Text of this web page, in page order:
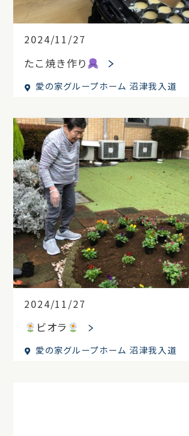
2024/11/27
たこ焼き作り
愛の家グループホーム 沼津我入道
2024/11/27
ビオラ
愛の家グループホーム 沼津我入道